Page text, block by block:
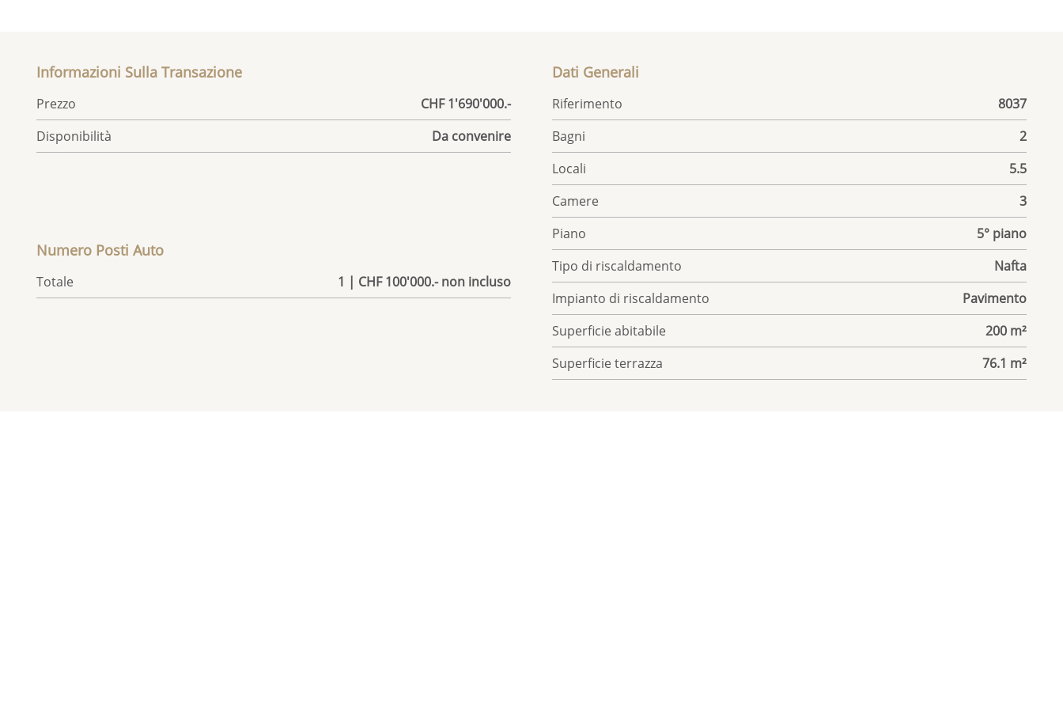
Informazioni Sulla Transazione
Prezzo
CHF 1'690'000.-
Disponibilità
Da convenire
Numero Posti Auto
Totale 1 | CHF 100'000.- non incluso
Dati Generali
Riferimento
8037
Bagni
2
Locali
5.5
Camere
3
Piano
5° piano
Tipo di riscaldamento
Nafta
Impianto di riscaldamento
Pavimento
Superficie abitabile
200 m²
Superficie terrazza
76.1 m²